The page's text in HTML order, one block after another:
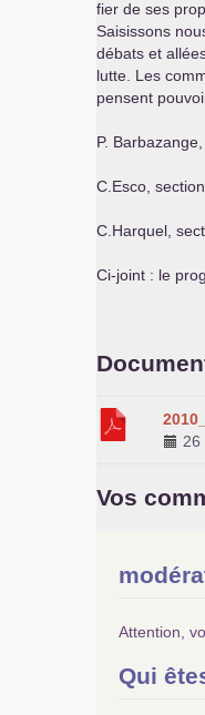
fier de ses
Saisissons
débats et
lutte. Les
pensent
P.
C.Esco,
C.Harquel,
Ci-joint : le
26
Vos
Attention,
Qui